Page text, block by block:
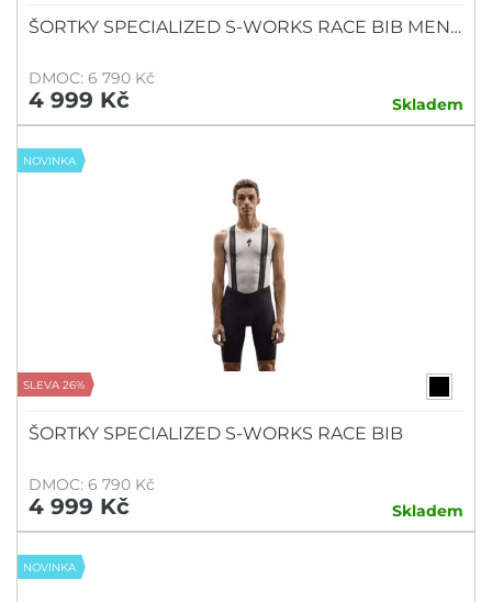
ŠORTKY SPECIALIZED S-WORKS RACE BIB MEN…
DMOC: 6 790 Kč
4 999 Kč Skladem
NOVINKA
SLEVA 26%
ŠORTKY SPECIALIZED S-WORKS RACE BIB
DMOC: 6 790 Kč
4 999 Kč Skladem
NOVINKA